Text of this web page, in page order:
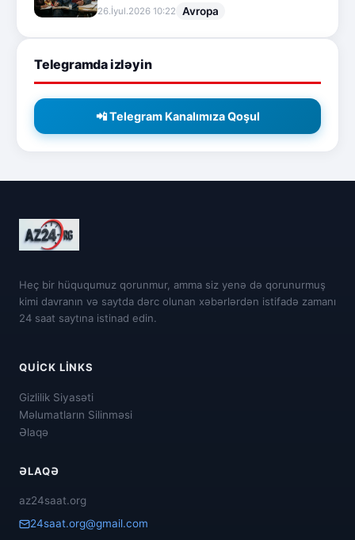
26.İyul.2026 10:22 Avropa
Telegramda izləyin
📲 Telegram Kanalımıza Qoşul
Heç bir hüququmuz qorunmur, amma siz yenə də qorunurmuş
kimi davranın və saytda dərc olunan xəbərlərdən istifadə zamanı
24 saat saytına istinad edin.
QUICK LINKS
Gizlilik Siyasəti
Məlumatların Silinməsi
Əlaqə
ƏLAQƏ
az24saat.org
24saat.org@gmail.com